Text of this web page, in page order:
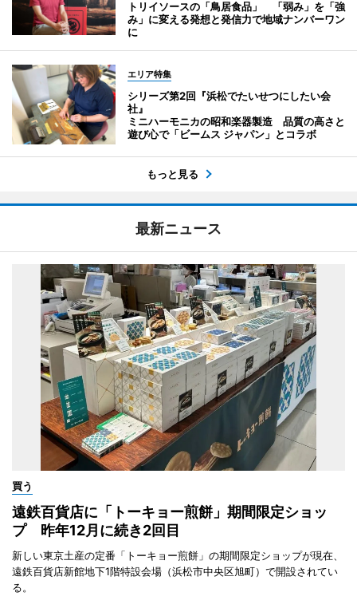
トリイソースの「鳥居食品」 「弱み」を「強
み」に変える発想と発信力で地域ナンバーワン
に
エリア特集
シリーズ第2回『浜松でたいせつにしたい会
社』
ミニハーモニカの昭和楽器製造 品質の高さと
遊び心で「ビームス ジャパン」とコラボ
もっと見る
最新ニュース
買う
遠鉄百貨店に「トーキョー煎餅」期間限定ショッ
プ 昨年12月に続き2回目
新しい東京土産の定番「トーキョー煎餅」の期間限定ショップが現在、
遠鉄百貨店新館地下1階特設会場（浜松市中央区旭町）で開設されてい
る。